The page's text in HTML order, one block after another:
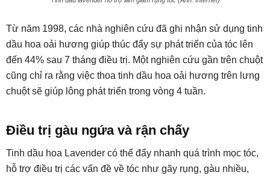
Từ năm 1998, các nhà nghiên cứu đã ghi nhận sử dụng tinh
dầu hoa oải hương giúp thúc đẩy sự phát triển của tóc lên
đến 44% sau 7 tháng điều trị. Một nghiên cứu gần trên chuột
cũng chỉ ra rằng việc thoa tinh dầu hoa oải hương trên lưng
chuột sẽ giúp lông phát triển trong vòng 4 tuần.
Điều trị gàu ngứa và rận chấy
Tinh dầu hoa Lavender có thể đẩy nhanh quá trình mọc tóc,
hỗ trợ điều trị các vấn đề về tóc như gãy rụng, gàu nhiều,